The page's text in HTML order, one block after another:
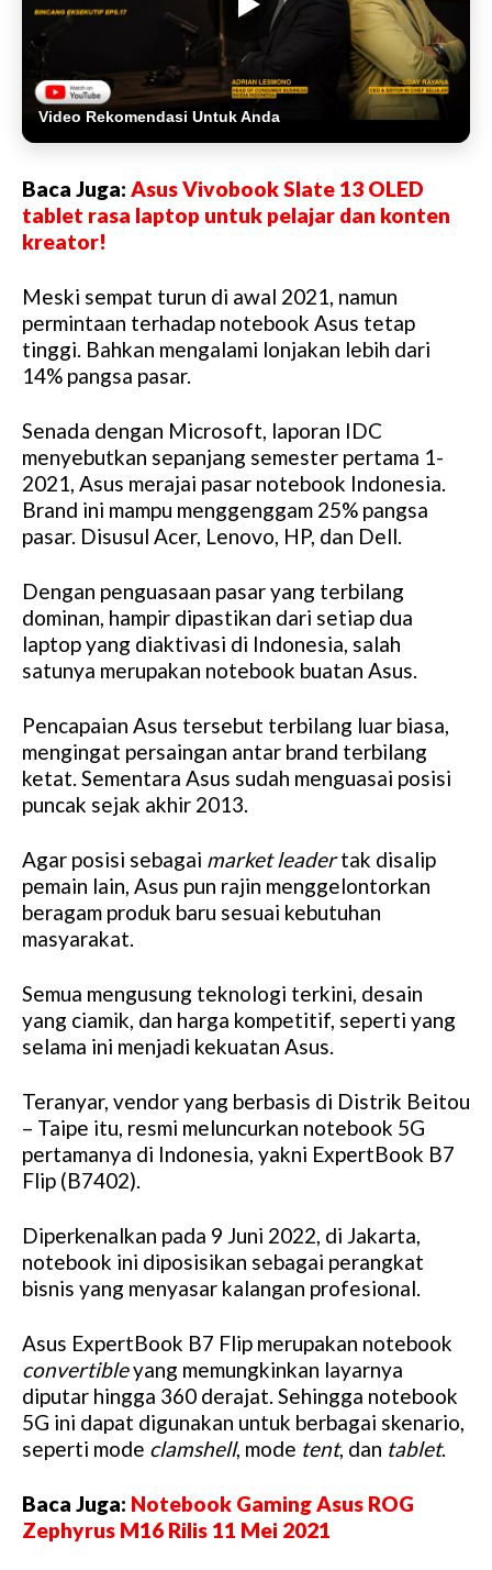
Video Rekomendasi Untuk Anda
Baca Juga: Asus Vivobook Slate 13 OLED
tablet rasa laptop untuk pelajar dan konten
kreator!
Meski sempat turun di awal 2021, namun
permintaan terhadap notebook Asus tetap
tinggi. Bahkan mengalami lonjakan lebih dari
14% pangsa pasar.
Senada dengan Microsoft, laporan IDC
menyebutkan sepanjang semester pertama 1-
2021, Asus merajai pasar notebook Indonesia.
Brand ini mampu menggenggam 25% pangsa
pasar. Disusul Acer, Lenovo, HP, dan Dell.
Dengan penguasaan pasar yang terbilang
dominan, hampir dipastikan dari setiap dua
laptop yang diaktivasi di Indonesia, salah
satunya merupakan notebook buatan Asus.
Pencapaian Asus tersebut terbilang luar biasa,
mengingat persaingan antar brand terbilang
ketat. Sementara Asus sudah menguasai posisi
puncak sejak akhir 2013.
Agar posisi sebagai market leadertak disalip
pemain lain, Asus pun rajin menggelontorkan
beragam produk baru sesuai kebutuhan
masyarakat.
Semua mengusung teknologi terkini, desain
yang ciamik, dan harga kompetitif, seperti yang
selama ini menjadi kekuatan Asus.
Teranyar, vendor yang berbasis di Distrik Beitou
– Taipe itu, resmi meluncurkan notebook 5G
pertamanya di Indonesia, yakni ExpertBook B7
Flip (B7402).
Diperkenalkan pada 9 Juni 2022, di Jakarta,
notebook ini diposisikan sebagai perangkat
bisnis yang menyasar kalangan profesional.
Asus ExpertBook B7 Flip merupakan notebook
convertibleyang memungkinkan layarnya
diputar hingga 360 derajat. Sehingga notebook
5G ini dapat digunakan untuk berbagai skenario,
seperti mode clamshell, mode tent, dan tablet.
Baca Juga: Notebook Gaming Asus ROG
Zephyrus M16 Rilis 11 Mei 2021